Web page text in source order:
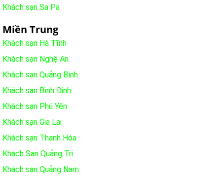
Khách sạn Sa Pa
Miền Trung
Khách sạn Hà Tĩnh
Khách sạn Nghệ An
Khách sạn Quảng Bình
Khách sạn Bình Định
Khách sạn Phú Yên
Khách sạn Gia Lai
Khách sạn Thanh Hóa
Khách Sạn Quảng Trị
Khách sạn Quảng Nam